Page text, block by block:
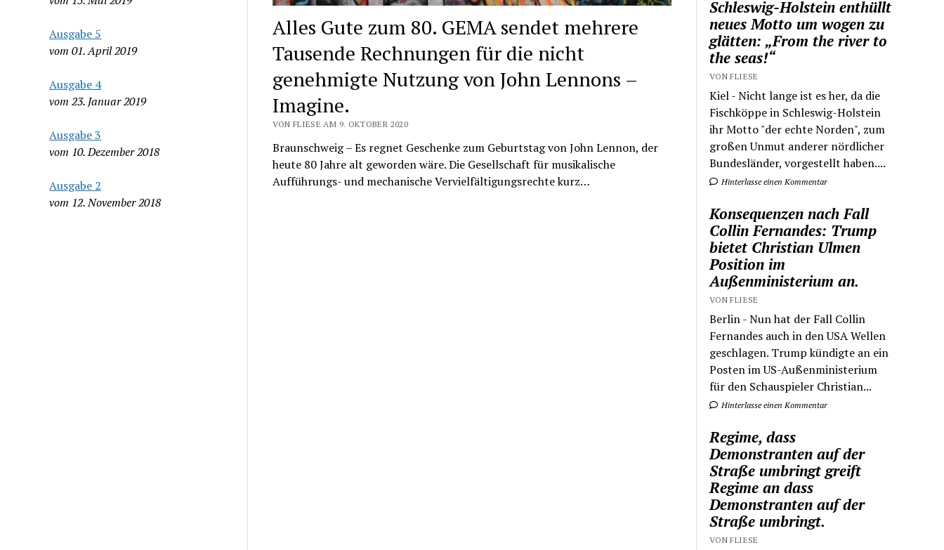
Ausgabe 5
vom 01. April 2019
Ausgabe 4
vom 23. Januar 2019
Ausgabe 3
vom 10. Dezember 2018
Ausgabe 2
vom 12. November 2018
Alles Gute zum 80. GEMA sendet mehrere
Tausende Rechnungen für die nicht
genehmigte Nutzung von John Lennons –
Imagine.
VON FLIESE AM 9. OKTOBER 2020
Braunschweig – Es regnet Geschenke zum Geburtstag von John Lennon, der
heute 80 Jahre alt geworden wäre. Die Gesellschaft für musikalische
Aufführungs- und mechanische Vervielfältigungsrechte kurz…
Schleswig-Holstein enthüllt
neues Motto um wogen zu
glätten: „From the river to
the seas!“
VON FLIESE
Kiel - Nicht lange ist es her, da die
Fischköppe in Schleswig-Holstein
ihr Motto "der echte Norden", zum
großen Unmut anderer nördlicher
Bundesländer, vorgestellt haben....
Hinterlasse einen Kommentar
Konsequenzen nach Fall
Collin Fernandes: Trump
bietet Christian Ulmen
Position im
Außenministerium an.
VON FLIESE
Berlin - Nun hat der Fall Collin
Fernandes auch in den USA Wellen
geschlagen. Trump kündigte an ein
Posten im US-Außenministerium
für den Schauspieler Christian...
Hinterlasse einen Kommentar
Regime, dass
Demonstranten auf der
Straße umbringt greift
Regime an dass
Demonstranten auf der
Straße umbringt.
VON FLIESE